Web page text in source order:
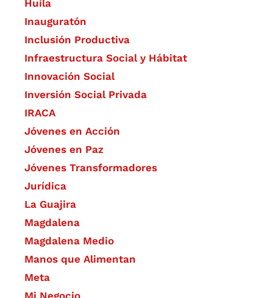
Huila
Inauguratón
Inclusión Productiva
Infraestructura Social y Hábitat
​Innovación Social
Inversión Social Privada
IRACA
Jóvenes en Acción
Jóvenes en Paz
Jóvenes Transformadores
Jurídica
La Guajira
Magdalena
Magdalena Medio
Manos que Alimentan
Meta